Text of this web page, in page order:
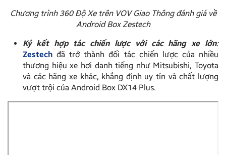
Chương trình 360 Độ Xe trên VOV Giao Thông đánh giá về
Android Box Zestech
Ký kết hợp tác chiến lược với các hãng xe lớn:
Zestech đã trở thành đối tác chiến lược của nhiều
thương hiệu xe hơi danh tiếng như Mitsubishi, Toyota
và các hãng xe khác, khẳng định uy tín và chất lượng
vượt trội của Android Box DX14 Plus.